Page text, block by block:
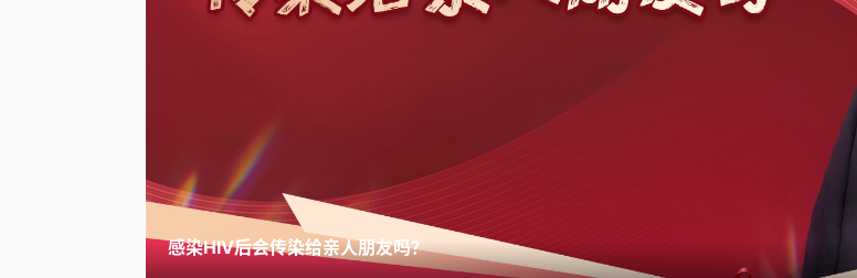
感染HIV后会传染给亲人朋友吗？